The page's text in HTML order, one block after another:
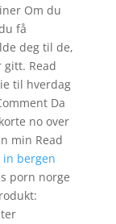
Om du
få
deg til de,
Read
til hverdag
Da
no over
min Read
in bergen
porn norge